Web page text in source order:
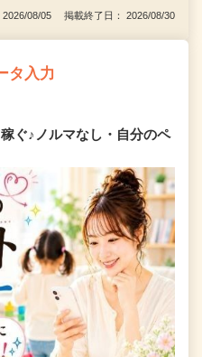
2026/08/05 掲載終了日： 2026/08/30
タ入力
ぐ♪ノルマなし・自分のペ